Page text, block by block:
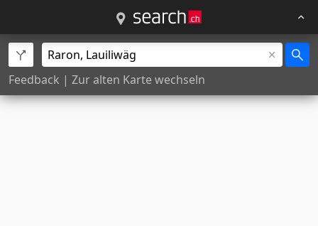
Feedback | Zur alten Karte wechseln